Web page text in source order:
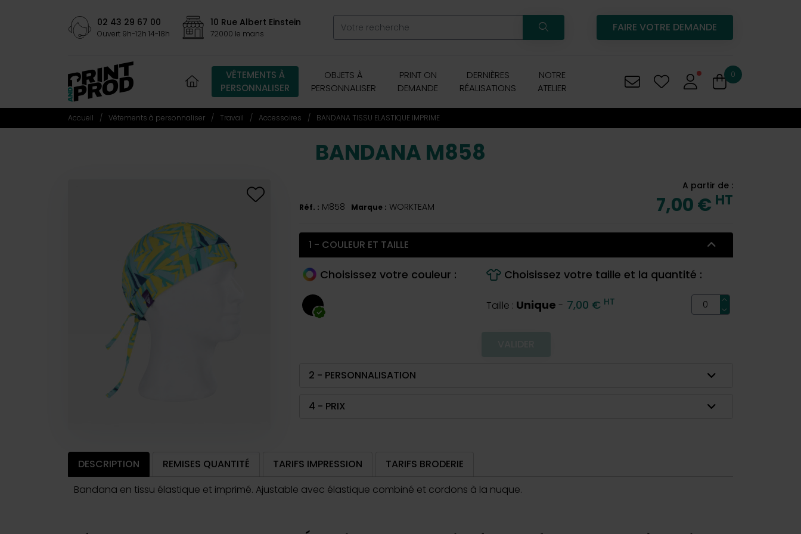
02 43 29 67 00
Ouvert 9h-12h 14-18h
10 Rue Albert Einstein
72000 le mans FAIRE VOTRE DEMANDE
0
VÊTEMENTS À
PERSONNALISER
OBJETS À
PERSONNALISER
PRINT ON
DEMANDE
DERNIÈRES
RÉALISATIONS
NOTRE
ATELIER
Accueil Vêtements à personnaliser Travail Accessoires BANDANA TISSU ELASTIQUE IMPRIME
BANDANA M858
Réf. : M858 Marque : WORKTEAM
A partir de :
7,00 € HT
1 - COULEUR ET TAILLE
Choisissez votre couleur : Choisissez votre taille et la quantité :
Taille : Unique - 7,00 € HT
2 - PERSONNALISATION
4 - PRIX
DESCRIPTION REMISES QUANTITÉ TARIFS IMPRESSION
TARIFS BRODERIE
Bandana en tissu élastique et imprimé. Ajustable avec élastique combiné et cordons à la nuque.